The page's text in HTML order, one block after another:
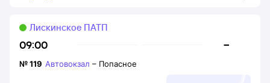
09:00 –
Лискинское ПАТП
№119 Автовокзал – Попасное